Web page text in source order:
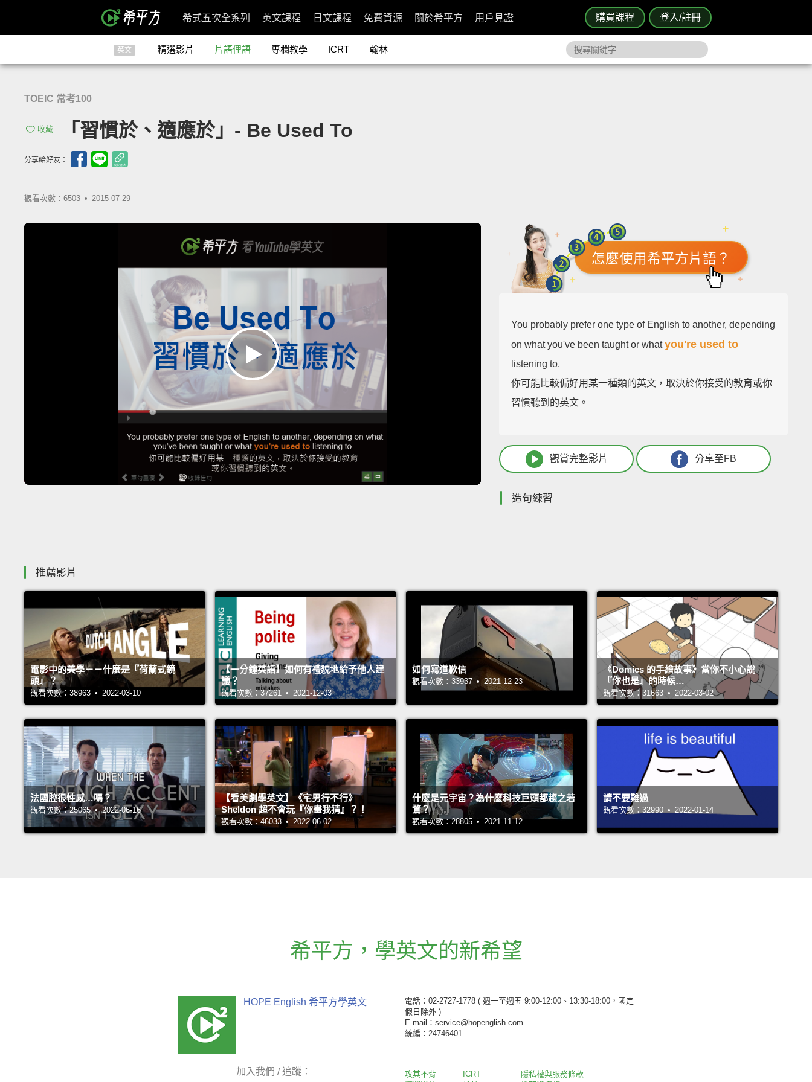
購買課程 登入/註冊
希式五次全系列 英文課程 日文課程 免費資源 關於希平方 用戶見證
英文 精選影片 片語俚語 專欄教學 ICRT 翰林
TOEIC 常考100
收藏 「習慣於、適應於」- Be Used To
分享給好友：
觀看次數：6503 • 2015-07-29
怎麼使用希平方片語？
You probably prefer one type of English to another, depending
on what you've been taught or whatyou're used to
listening to.
你可能比較偏好用某一種類的英文，取決於你接受的教育或你
習慣聽到的英文。
觀賞完整影片 分享至FB
造句練習
推薦影片
電影中的美學－－什麼是『荷蘭式鏡
頭』？
觀看次數：38963 • 2022-03-10
【一分鐘英語】如何有禮貌地給予他人建
議？
觀看次數：37261 • 2021-12-03
如何寫道歉信
觀看次數：33937 • 2021-12-23
《Domics 的手繪故事》當你不小心說
『你也是』的時候…
觀看次數：31663 • 2022-03-02
法國腔很性感…嗎？
觀看次數：25065 • 2022-06-16
【看美劇學英文】《宅男行不行》
Sheldon 超不會玩『你畫我猜』？！
觀看次數：46033 • 2022-06-02
什麼是元宇宙？為什麼科技巨頭都趨之若
鶩？
觀看次數：28805 • 2021-11-12
請不要難過
觀看次數：32990 • 2022-01-14
希平方 ， 學英文的新希望
HOPE English 希平方學英文
加入我們 / 追蹤：
電話：02-2727-1778 ( 週一至週五 9:00-12:00、13:30-18:00，國定
假日除外 )
E-mail：service@hopenglish.com
統編：24746401
攻其不背
ICRT
隱私權與服務條款